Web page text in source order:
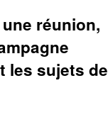
réunion,
les sujets de